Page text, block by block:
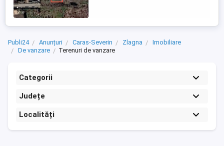
Publi24 Anunțuri Caras-Severin Zlagna
Imobiliare
De vanzare
Terenuri de vanzare
Categorii
Județe
Localități